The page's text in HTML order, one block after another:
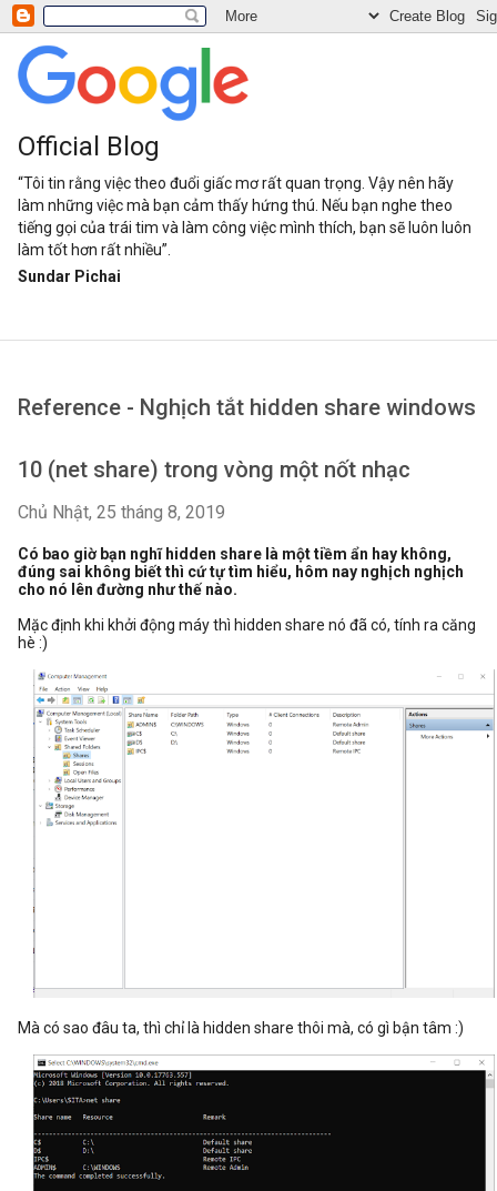
Official Blog
“Tôi tin rằng việc theo đuổi giấc mơ rất quan trọng. Vậy nên hãy
làm những việc mà bạn cảm thấy hứng thú. Nếu bạn nghe theo
tiếng gọi của trái tim và làm công việc mình thích, bạn sẽ luôn luôn
làm tốt hơn rất nhiều”.
Sundar Pichai
Reference - Nghịch tắt hidden share windows
10 (net share) trong vòng một nốt nhạc
Chủ Nhật, 25 tháng 8, 2019
Có bao giờ bạn nghĩ hidden share là một tiềm ẩn hay không,
đúng sai không biết thì cứ tự tìm hiểu, hôm nay nghịch nghịch
cho nó lên đường như thế nào.
Mặc định khi khởi động máy thì hidden share nó đã có, tính ra căng
hè :)
Mà có sao đâu ta, thì chỉ là hidden share thôi mà, có gì bận tâm :)